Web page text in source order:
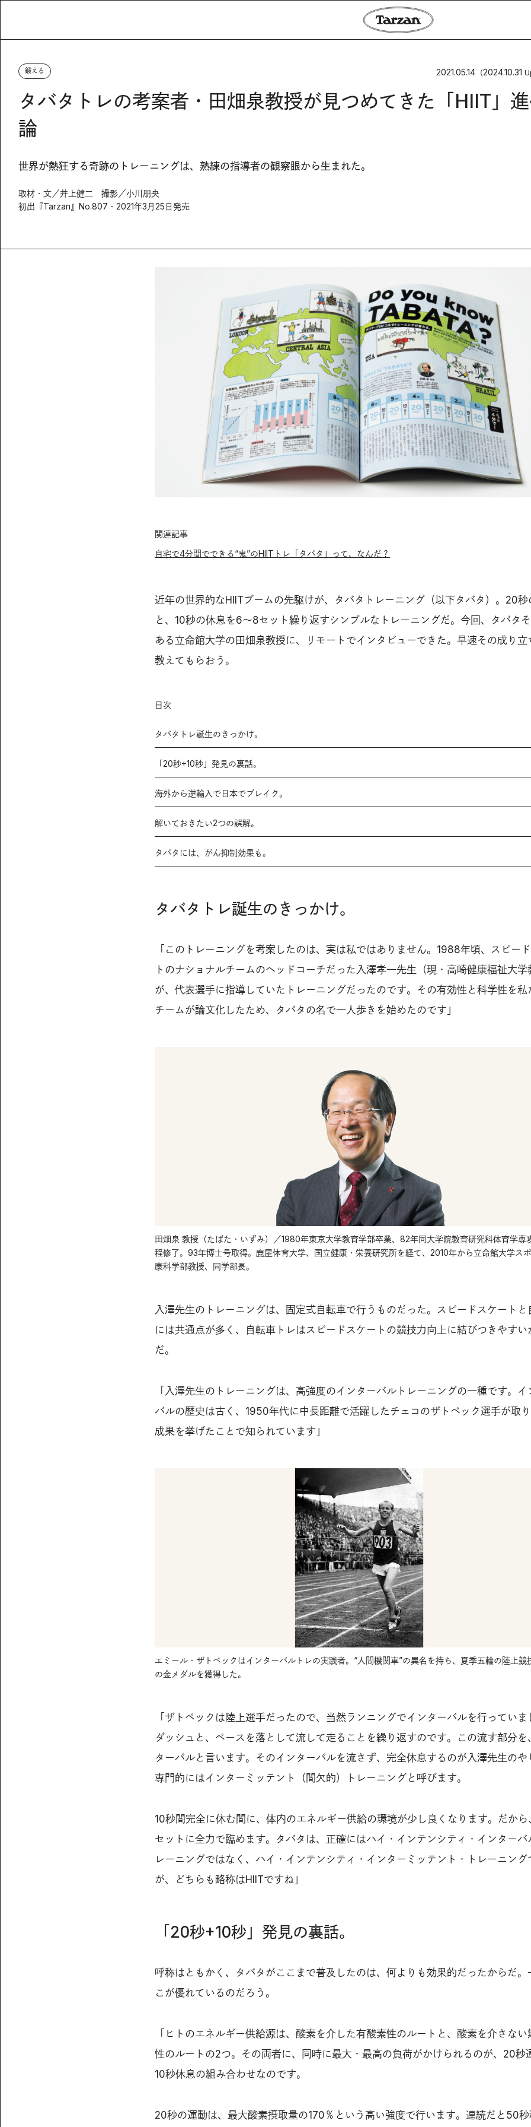
鍛える 2021.05.14 （2024.10.31
タバタトレの考案者・田畑泉教授が見つめてきた「HIIT」
論
世界が熱狂する奇跡のトレーニングは、熟練の指導者の観察眼から生まれた。
取材・文／井上健二 撮影／小川朋央
初出『Tarzan』No.807・2021年3月25日発売
関連記事
自宅で4分間でできる“鬼”のHIITトレ「タバタ」って、なんだ？
近年の世界的なHIITブームの先駆けが、タバタトレーニング（以下タバタ）。20秒
と、10秒の休息を6〜8セット繰り返すシンプルなトレーニングだ。今回、タバタ
ある立命館大学の田畑泉教授に、リモートでインタビューできた。早速その成り立
教えてもらおう。
目次
タバタトレ誕生のきっかけ。
「20秒+10秒」発見の裏話。
海外から逆輸入で日本でブレイク。
解いておきたい2つの誤解。
タバタには、がん抑制効果も。
タバタトレ誕生のきっかけ。
「このトレーニングを考案したのは、実は私ではありません。1988年頃、スピー
トのナショナルチームのヘッドコーチだった入澤孝一先生（現・高崎健康福祉大学
が、代表選手に指導していたトレーニングだったのです。その有効性と科学性を私
チームが論文化したため、タバタの名で一人歩きを始めたのです」
田畑泉 教授（たばた・いずみ）／1980年東京大学教育学部卒業、82年同大学院教育研究科体育学専
程修了。93年博士号取得。鹿屋体育大学、国立健康・栄養研究所を経て、2010年から立命館大学ス
康科学部教授、同学部長。
入澤先生のトレーニングは、固定式自転車で行うものだった。スピードスケートと
には共通点が多く、自転車トレはスピードスケートの競技力向上に結びつきやすい
だ。
「入澤先生のトレーニングは、高強度のインターバルトレーニングの一種です。イ
バルの歴史は古く、1950年代に中長距離で活躍したチェコのザトペック選手が取
成果を挙げたことで知られています」
エミール・ザトペックはインターバルトレの実践者。“人間機関車”の異名を持ち、夏季五輪の陸上競
の金メダルを獲得した。
「ザトペックは陸上選手だったので、当然ランニングでインターバルを行っていま
ダッシュと、ペースを落として流して走ることを繰り返すのです。この流す部分を
ターバルと言います。そのインターバルを流さず、完全休息するのが入澤先生のや
専門的にはインターミッテント（間欠的）トレーニングと呼びます。
10秒間完全に休む間に、体内のエネルギー供給の環境が少し良くなります。だから
セットに全力で臨めます。タバタは、正確にはハイ・インテンシティ・インターバ
レーニングではなく、ハイ・インテンシティ・インターミッテント・トレーニング
が、どちらも略称はHIITですね」
「20秒+10秒」発見の裏話。
呼称はともかく、タバタがここまで普及したのは、何よりも効果的だったからだ。
こが優れているのだろう。
「ヒトのエネルギー供給源は、酸素を介した有酸素性のルートと、酸素を介さない
性のルートの2つ。その両者に、同時に最大・最高の負荷がかけられるのが、20秒
10秒休息の組み合わせなのです。
20秒の運動は、最大酸素摂取量の170％という高い強度で行います。連続だと50秒